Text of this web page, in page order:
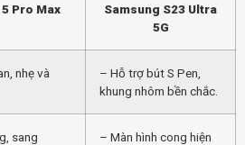
Pro Max
Samsung S23 Ultra
5G
nhẹ và
– Hỗ trợ bút S Pen,
khung nhôm bền chắc.
sang
– Màn hình cong hiện